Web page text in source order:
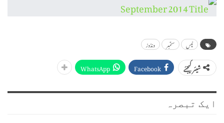
ٹپس ستمبر ونڈوز
شیئر کیجئے Facebook
WhatsApp
ایک تبصرہ